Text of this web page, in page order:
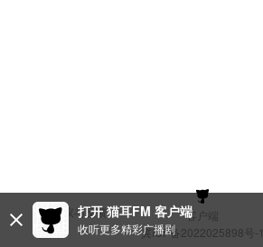
建议与反馈 客户端
冀ICP备2022025898号-1
打开 猫耳FM 客户端
收听更多精彩广播剧